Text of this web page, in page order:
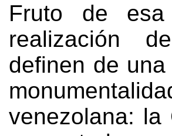
Fruto de
realización
definen de
venezolana: la